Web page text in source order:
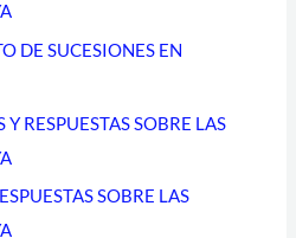
DE SUCESIONES EN
Y RESPUESTAS SOBRE LAS
SOBRE LAS